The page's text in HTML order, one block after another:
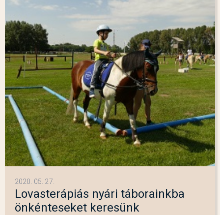
2020. 05. 27.
Lovasterápiás nyári táborainkba
önkénteseket keresünk